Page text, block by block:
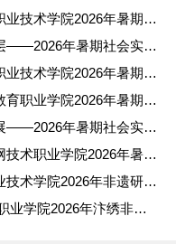
阳光体育，筑梦乡村：广州体育职业技术学院2026年暑期社会实
笃行实践长才干，青春奉献暖基层——2026年暑期社会实践报告
海丝寻踪，文旅筑梦：福建信息职业技术学院2026年暑期社会实
手语传情，有爱无碍：浙江特殊教育职业学院2026年暑期社会实
投身实践长才干，立足专业助发展——2026年暑期社会实践报告
物联田园，数字兴农：无锡物联网技术职业学院2026年暑期社会
锡镶流光，指尖传薪——日照职业技术学院2026年非遗研学实践
一针绣古韵 青春续汴华——开封职业学院2026年汴绣非遗传承